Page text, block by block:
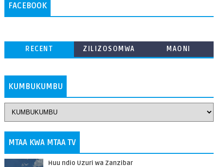
FACEBOOK
RECENT
ZILIZOSOMWA
MAONI
KUMBUKUMBU
MTAA KWA MTAA TV
Huu ndio Uzuri wa Zanzibar